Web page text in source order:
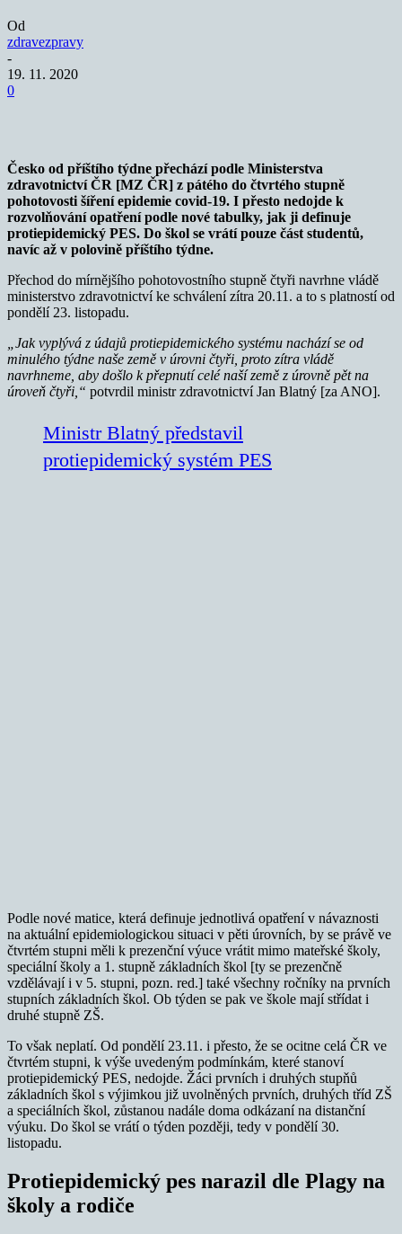
Od
zdravezpravy
-
19. 11. 2020
0
Česko od příštího týdne přechází podle Ministerstva
zdravotnictví ČR [MZ ČR] z pátého do čtvrtého stupně
pohotovosti šíření epidemie covid-19. I přesto nedojde k
rozvolňování opatření podle nové tabulky, jak ji definuje
protiepidemický PES. Do škol se vrátí pouze část studentů,
navíc až v polovině příštího týdne.
Přechod do mírnějšího pohotovostního stupně čtyři navrhne vládě
ministerstvo zdravotnictví ke schválení zítra 20.11. a to s platností od
pondělí 23. listopadu.
„Jak vyplývá z údajů protiepidemického systému nachází se od
minulého týdne naše země v úrovni čtyři, proto zítra vládě
navrhneme, aby došlo k přepnutí celé naší země z úrovně pět na
úroveň čtyři,“ potvrdil ministr zdravotnictví Jan Blatný [za ANO].
Ministr Blatný představil
protiepidemický systém PES
Podle nové matice, která definuje jednotlivá opatření v návaznosti
na aktuální epidemiologickou situaci v pěti úrovních, by se právě ve
čtvrtém stupni měli k prezenční výuce vrátit mimo mateřské školy,
speciální školy a 1. stupně základních škol [ty se prezenčně
vzdělávají i v 5. stupni, pozn. red.] také všechny ročníky na prvních
stupních základních škol. Ob týden se pak ve škole mají střídat i
druhé stupně ZŠ.
To však neplatí. Od pondělí 23.11. i přesto, že se ocitne celá ČR ve
čtvrtém stupni, k výše uvedeným podmínkám, které stanoví
protiepidemický PES, nedojde. Žáci prvních i druhých stupňů
základních škol s výjimkou již uvolněných prvních, druhých tříd ZŠ
a speciálních škol, zůstanou nadále doma odkázaní na distanční
výuku. Do škol se vrátí o týden později, tedy v pondělí 30.
listopadu.
Protiepidemický pes narazil dle Plagy na
školy a rodiče